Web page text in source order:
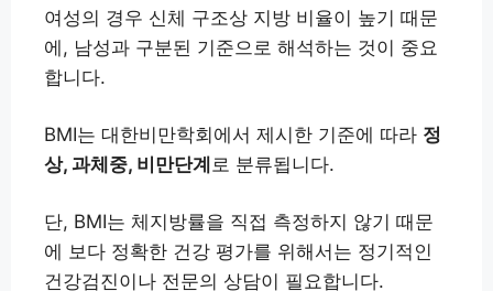
여성의 경우 신체 구조상 지방 비율이 높기 때문
에, 남성과 구분된 기준으로 해석하는 것이 중요
합니다.
BMI는 대한비만학회에서 제시한 기준에 따라 정
상, 과체중, 비만단계 로 분류됩니다.
단, BMI는 체지방률을 직접 측정하지 않기 때문
에 보다 정확한 건강 평가를 위해서는 정기적인
건강검진이나 전문의 상담이 필요합니다.